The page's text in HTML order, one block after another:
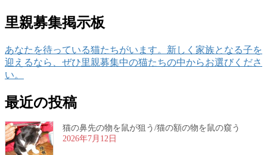
里親募集掲示板
あなたを待っている猫たちがいます。新しく家族となる子を
迎えるなら、ぜひ里親募集中の猫たちの中からお選びくださ
い。
最近の投稿
猫の鼻先の物を鼠が狙う/猫の額の物を鼠の窺う
2026年7月12日